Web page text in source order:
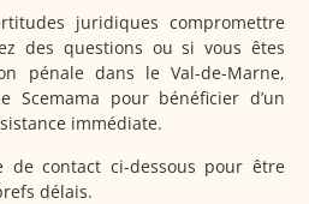
juridiques compromettre
des questions ou si vous êtes
pénale dans le Val-de-Marne,
Scemama pour bénéficier d’un
immédiate.
de contact ci-dessous pour être
délais.